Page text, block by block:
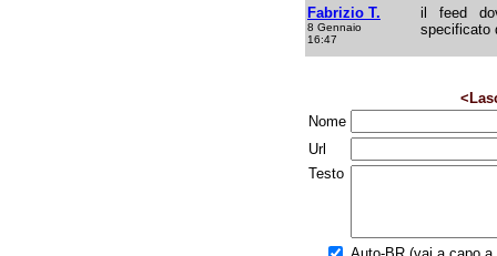
Fabrizio T.
8 Gennaio
16:47
il feed
specificato
Nome
Url
Testo